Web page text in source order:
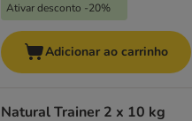
Ativar desconto -20%
Adicionar ao carrinho
Natural Trainer 2 x 10 kg